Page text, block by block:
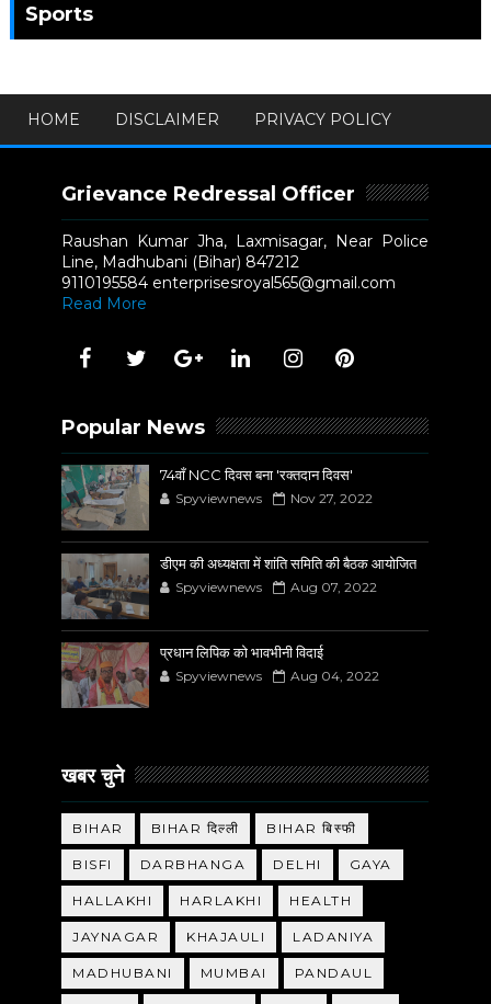
Sports
HOME DISCLAIMER PRIVACY POLICY
Grievance Redressal Officer
Raushan Kumar Jha, Laxmisagar, Near Police
Line, Madhubani (Bihar) 847212
9110195584 enterprisesroyal565@gmail.com
Read More
Popular News
74वाँ NCC दिवस बना 'रक्तदान दिवस'
Spyviewnews Nov 27, 2022
डीएम की अध्यक्षता में शांति समिति की बैठक आयोजित
Spyviewnews Aug 07, 2022
प्रधान लिपिक को भावभीनी विदाई
Spyviewnews Aug 04, 2022
खबर चुने
BIHAR BIHAR दिल्ली BIHAR बिस्फी
BISFI DARBHANGA DELHI GAYA
HALLAKHI HARLAKHI HEALTH
JAYNAGAR KHAJAULI LADANIYA
MADHUBANI MUMBAI PANDAUL